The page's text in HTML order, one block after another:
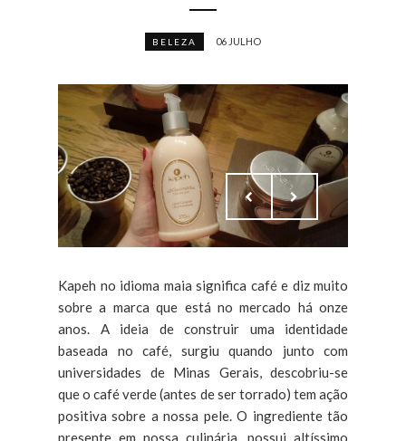
BELEZA 06 JULHO
Kapeh no idioma maia significa café e diz muito
sobre a marca que está no mercado há onze
anos. A ideia de construir uma identidade
baseada no café, surgiu quando junto com
universidades de Minas Gerais, descobriu-se
que o café verde (antes de ser torrado) tem ação
positiva sobre a nossa pele. O ingrediente tão
presente em nossa culinária, possui altíssimo